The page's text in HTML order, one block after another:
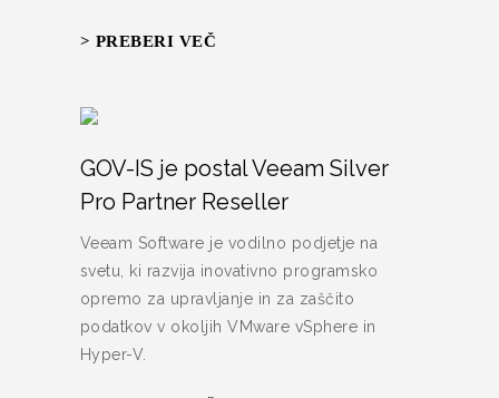
> PREBERI VEČ
GOV-IS je postal Veeam Silver
Pro Partner Reseller
Veeam Software je vodilno podjetje na
svetu, ki razvija inovativno programsko
opremo za upravljanje in za zaščito
podatkov v okoljih VMware vSphere in
Hyper-V.